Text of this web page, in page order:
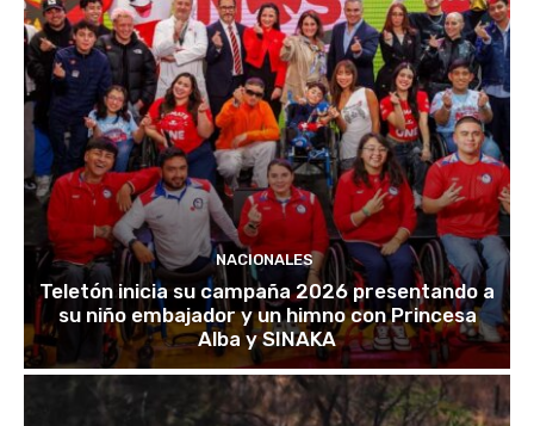
NACIONALES
Teletón inicia su campaña 2026 presentando a
su niño embajador y un himno con Princesa
Alba y SINAKA